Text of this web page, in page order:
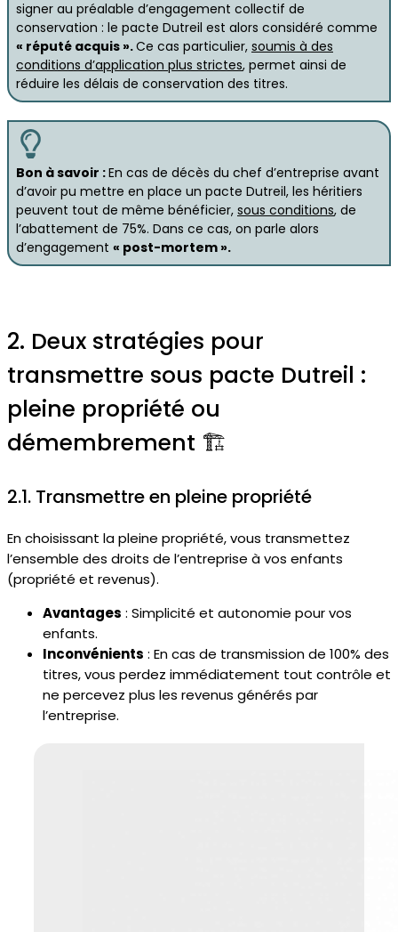
signer au préalable d’engagement collectif de
conservation : le pacte Dutreil est alors considéré comme
« réputé acquis ».Ce cas particulier, soumis à des
conditions d’application plus strictes, permet ainsi de
réduire les délais de conservation des titres.
Bon à savoir :En cas de décès du chef d’entreprise avant
d’avoir pu mettre en place un pacte Dutreil, les héritiers
peuvent tout de même bénéficier, sous conditions, de
l’abattement de 75%. Dans ce cas, on parle alors
d’engagement « post-mortem ».
2. Deux stratégies pour
transmettre sous pacte Dutreil :
pleine propriété ou
démembrement 🏗️
2.1. Transmettre en pleine propriété
En choisissant la pleine propriété, vous transmettez
l’ensemble des droits de l’entreprise à vos enfants
(propriété et revenus).
Avantages : Simplicité et autonomie pour vos
enfants.
Inconvénients : En cas de transmission de 100% des
titres, vous perdez immédiatement tout contrôle et
ne percevez plus les revenus générés par
l’entreprise.